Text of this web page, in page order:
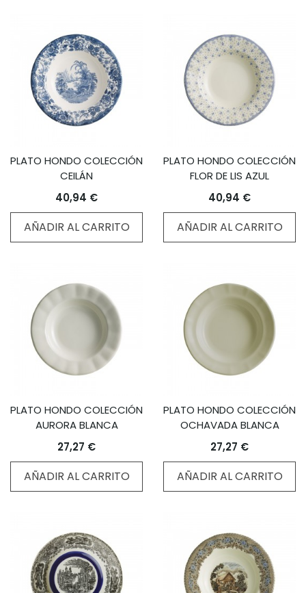
PLATO HONDO COLECCIÓN
CEILÁN
40,94 €
AÑADIR AL CARRITO
PLATO HONDO COLECCIÓN
FLOR DE LIS AZUL
40,94 €
AÑADIR AL CARRITO
PLATO HONDO COLECCIÓN
AURORA BLANCA
27,27 €
AÑADIR AL CARRITO
PLATO HONDO COLECCIÓN
OCHAVADA BLANCA
27,27 €
AÑADIR AL CARRITO